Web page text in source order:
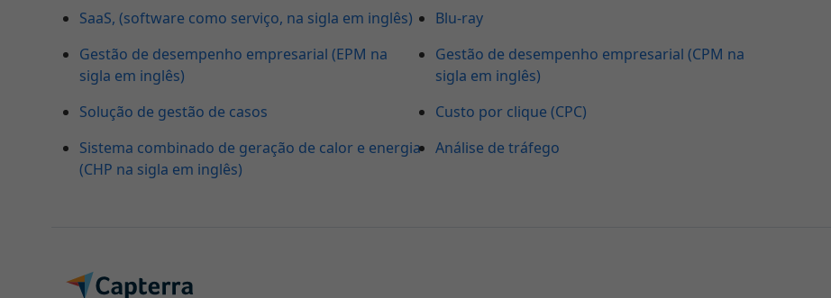
SaaS, (software como serviço, na sigla em inglês)
Gestão de desempenho empresarial (EPM na
sigla em inglês)
Solução de gestão de casos
Sistema combinado de geração de calor e energia
(CHP na sigla em inglês)
Blu-ray
Gestão de desempenho empresarial (CPM na
sigla em inglês)
Custo por clique (CPC)
Análise de tráfego